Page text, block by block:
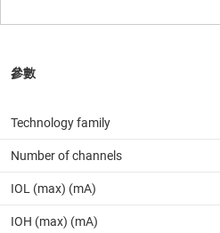
Technology family
Number of channels
IOL (max) (mA)
IOH (max) (mA)